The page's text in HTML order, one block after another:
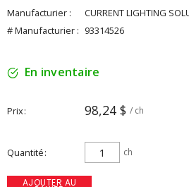
Manufacturier :
CURRENT LIGHTING
# Manufacturier : 93314526
En inventaire
Prix 98,24 $ / ch
Quantité ch
AJOUTER AU